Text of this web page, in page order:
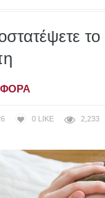
το
0 LIKE 2,233